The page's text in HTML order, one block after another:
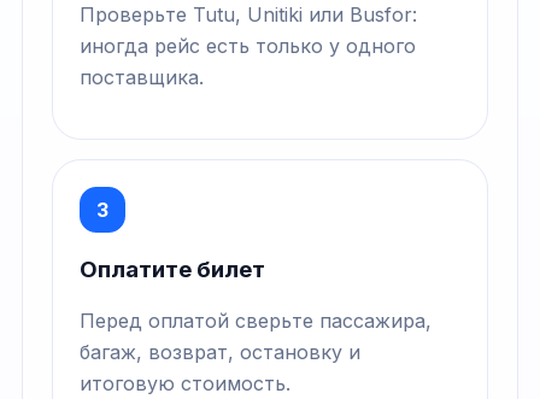
Проверьте Tutu, Unitiki или Busfor:
иногда рейс есть только у одного
поставщика.
3
Оплатите билет
Перед оплатой сверьте пассажира,
багаж, возврат, остановку и
итоговую стоимость.